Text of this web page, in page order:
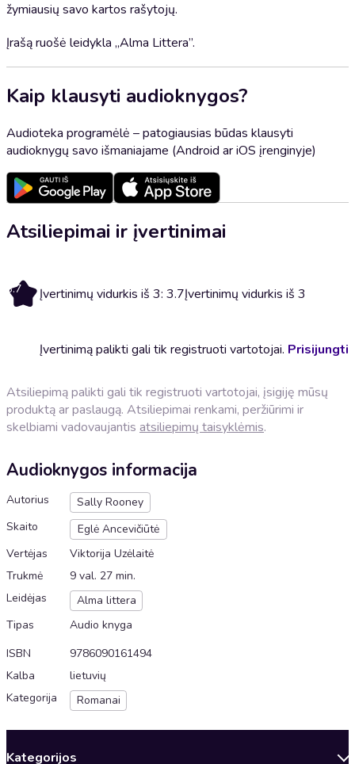
žymiausių savo kartos rašytojų.
Įrašą ruošė leidykla „Alma Littera”.
Kaip klausyti audioknygos?
Audioteka programėlė – patogiausias būdas klausyti
audioknygų savo išmaniajame (Android ar iOS įrenginyje)
Atsiliepimai ir įvertinimai
3.7 Įvertinimų vidurkis iš 3: 3.7Įvertinimų vidurkis iš 3
Įvertinimą palikti gali tik registruoti vartotojai. Prisijungti
Atsiliepimą palikti gali tik registruoti vartotojai, įsigiję mūsų
produktą ar paslaugą. Atsiliepimai renkami, peržiūrimi ir
skelbiami vadovaujantis atsiliepimų taisyklėmis.
Audioknygos informacija
Autorius
Sally Rooney
Skaito
Eglė Ancevičiūtė
Vertėjas
Viktorija Uzėlaitė
Trukmė
9 val. 27 min.
Leidėjas
Alma littera
Tipas
Audio knyga
ISBN
9786090161494
Kalba
lietuvių
Kategorija
Romanai
Kategorijos